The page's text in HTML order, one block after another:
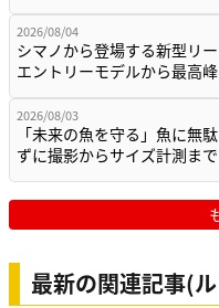
2026/08/04
シマノから登場する新型リ
エントリーモデルから最高
2026/08/03
「未来の魚を守る」魚に無
ずに撮影からサイズ計測ま
最新の関連記事(